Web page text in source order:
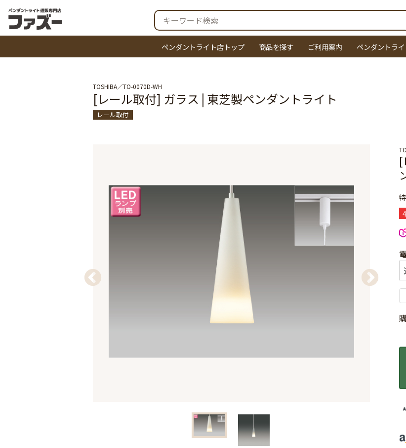
ペンダントライト店トップ 商品を探す ご利用案内 ペンダントラ
TOSHIBA TO-0070D-WH
[レール取付] ガラス | 東芝製ペンダントライト
レール取付
[